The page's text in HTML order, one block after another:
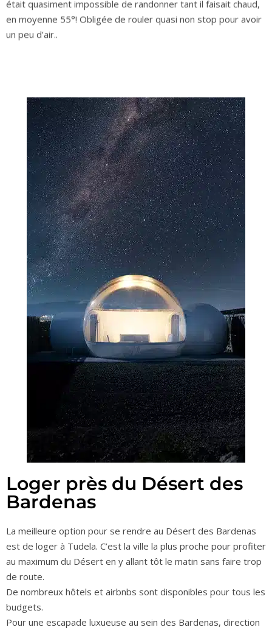
en moyenne 55°! Obligée de rouler quasi non stop pour avoir
un peu d’air..
Loger près du Désert des
Bardenas
La meilleure option pour se rendre au Désert des Bardenas
est de loger à Tudela. C’est la ville la plus proche pour profiter
au maximum du Désert en y allant tôt le matin sans faire trop
de route.
De nombreux hôtels et airbnbs sont disponibles pour tous les
budgets.
Pour une escapade luxueuse au sein des Bardenas, direction